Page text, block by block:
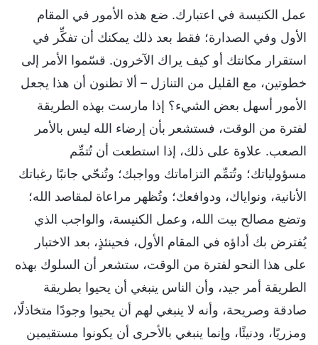
عمل الكنيسة في اعتبارك. ضع هذه الأمور في المقام
الأول وفي الصدارة؛ فقط بعد ذلك يمكنك أن تفكِّر في
استقرار مكانتك أو كيف يراك الآخرون. قسّموا الأمر إلى
خطوتين، مع القليل من التنازل – ألا تظنون أن هذا يجعل
الأمور أسهل بعض الشيء؟ إذا مارست بهذه الطريقة
لفترة من الوقت، فستشعر بأن إرضاء الله ليس بالأمر
الصعب. علاوة على ذلك، إذا استطعت أن تُتمِّم
مسؤولياتك؛ وتُتمِّم التزاماتك وواجبك؛ وتُنحّي جانبًا رغباتك
الأنانية، ونواياك، ودوافعك؛ وتُظهر مراعاة لمقاصد الله؛
وتضع مصالح بيت الله، وعمل الكنيسة، والواجب الذي
يُفترض بك أداؤه في المقام الأول، فحينئذٍ، بعد الاختبار
على هذا النحو لفترة من الوقت، ستشعر أن السلوك بهذه
الطريقة أمر جيد، وأن الناس ينبغي أن يحيوا بطريقة
صادقة وصريحة، وأنه لا ينبغي لهم أن يحيوا وجودًا متخاذلًا،
ومزريًا، ودنيئًا، وإنما ينبغي بالأحرى أن يكونوا مستقيمين